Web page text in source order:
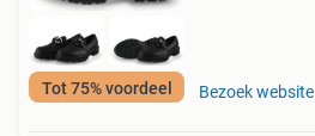
Tot 75% voordeel Bezoek website